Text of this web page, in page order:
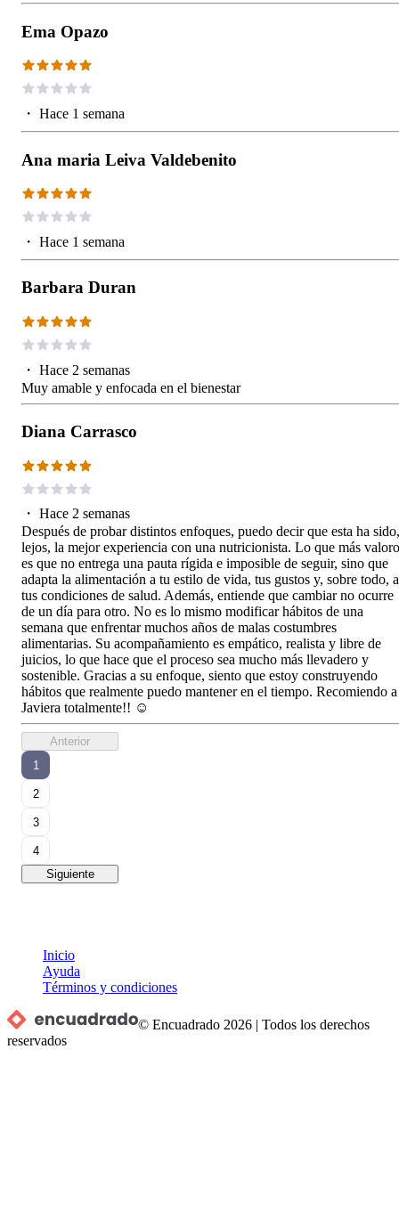
Ema Opazo
・ Hace 1 semana
Ana maria Leiva Valdebenito
・ Hace 1 semana
Barbara Duran
・ Hace 2 semanas
Muy amable y enfocada en el bienestar
Diana Carrasco
・ Hace 2 semanas
Después de probar distintos enfoques, puedo decir que esta ha sido,
lejos, la mejor experiencia con una nutricionista. Lo que más valoro
es que no entrega una pauta rígida e imposible de seguir, sino que
adapta la alimentación a tu estilo de vida, tus gustos y, sobre todo, a
tus condiciones de salud. Además, entiende que cambiar no ocurre
de un día para otro. No es lo mismo modificar hábitos de una
semana que enfrentar muchos años de malas costumbres
alimentarias. Su acompañamiento es empático, realista y libre de
juicios, lo que hace que el proceso sea mucho más llevadero y
sostenible. Gracias a su enfoque, siento que estoy construyendo
hábitos que realmente puedo mantener en el tiempo. Recomiendo a
Javiera totalmente!! ☺️
Anterior
1
2
3
4
Siguiente
Inicio
Ayuda
Términos y condiciones
© Encuadrado 2026 |Todos los derechos
reservados